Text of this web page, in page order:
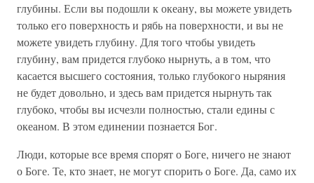
глубины. Если вы подошли к океану, вы можете увидеть
только его поверхность и рябь на поверхности, и вы не
можете увидеть глубину. Для того чтобы увидеть
глубину, вам придется глубоко нырнуть, а в том, что
касается высшего состояния, только глубокого ныряния
не будет довольно, и здесь вам придется нырнуть так
глубоко, чтобы вы исчезли полностью, стали едины с
океаном. В этом единении познается Бог.
Люди, которые все время спорят о Боге, ничего не знают
о Боге. Те, кто знает, не могут спорить о Боге. Да, само их